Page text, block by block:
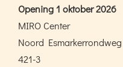
Opening 1 oktober 2026
MIRO Center
Noord Esmarkerrondweg
421-3